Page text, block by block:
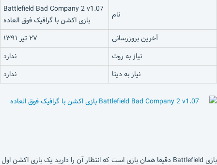
نام
Battlefield Bad Company 2 v1.07
بازی اکشن با گرافیک فوق العاده
آخرین بروزرسانی
۲۷ تیر ۱۳۹۱
نیاز به روت
ندارد
نیاز به دیتا
ندارد
بازی Battlefield دقیقا همان بازی است که انتظار آن را دارید یک بازی اکشن اول